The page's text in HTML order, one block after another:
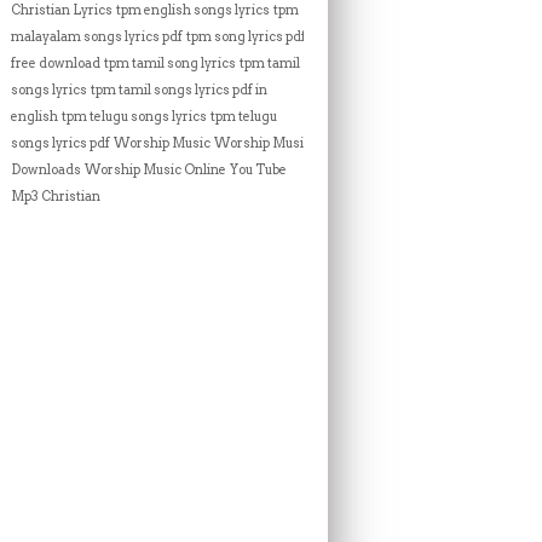
Christian Lyrics tpm english songs lyrics tpm
malayalam songs lyrics pdf tpm song lyrics pdf
free download tpm tamil song lyrics tpm tamil
songs lyrics tpm tamil songs lyrics pdf in
english tpm telugu songs lyrics tpm telugu
songs lyrics pdf Worship Music Worship Music
Downloads Worship Music Online You Tube
Mp3 Christian